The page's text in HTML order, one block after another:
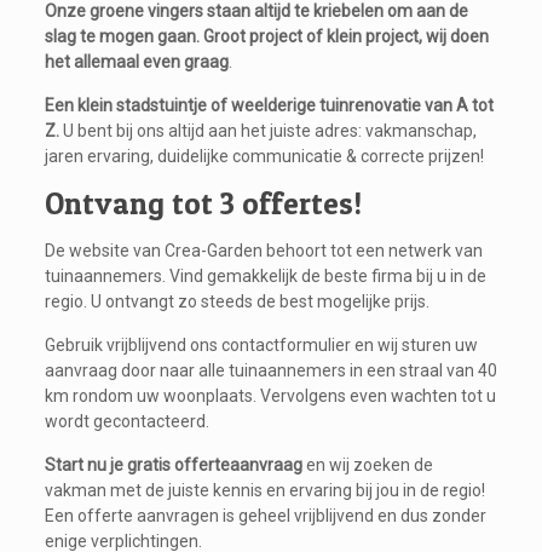
Onze groene vingers staan altijd te kriebelen om aan de
slag te mogen gaan.Groot project of klein project, wij doen
het allemaal even graag.
Een klein stadstuintje of weelderige tuinrenovatie van A tot
Z.U bent bij ons altijd aan het juiste adres: vakmanschap,
jaren ervaring, duidelijke communicatie & correcte prijzen!
Ontvang tot 3 offertes!
De website van Crea-Garden behoort tot een netwerk van
tuinaannemers. Vind gemakkelijk de beste firma bij u in de
regio. U ontvangt zo steeds de best mogelijke prijs.
Gebruik vrijblijvend ons contactformulier en wij sturen uw
aanvraag door naar alle tuinaannemers in een straal van 40
km rondom uw woonplaats. Vervolgens even wachten tot u
wordt gecontacteerd.
Start nu je gratisofferteaanvraagen wij zoeken de
vakman met de juiste kennis en ervaring bij jou in de regio!
Een offerte aanvragen is geheel vrijblijvend en dus zonder
enige verplichtingen.